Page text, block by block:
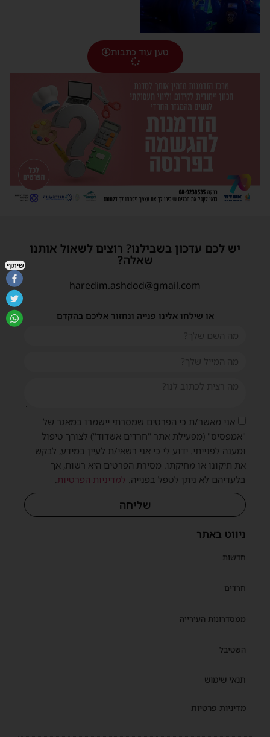
טען עוד כתבות
ניווט באתר
חדשות
חרדים
ממסדרונות העירייה
השטיבל
תנאי שימוש
מדיניות פרטיות
יש לכם עדכון בשבילנו? רוצים לשאול אותנו
שאלה?
haredim.ashdod@gmail.com
או שילחו אלינו פנייה ונחזור אליכם בהקדם
אני מאשר/ת כי הפרטים שמסרתי יישמרו במאגר של
"אמפסיס" (מפעילת אתר "חרדים אשדוד") לצורך טיפול
ומענה לפנייתי. ידוע לי כי אני רשאי/ת לעיין במידע, לבקש
את תיקונו או מחיקתו. מסירת הפרטים היא רשות, אך
בלעדיהם לא ניתן לטפל בפנייה. למדיניות הפרטיות
שליחה
שיתוף